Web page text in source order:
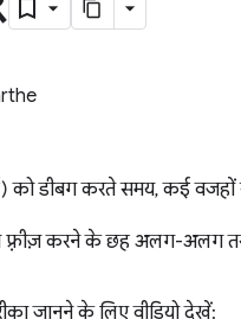
डीबग करते समय, कई
फ़्रीज़ करने के छह अलग-अलग
जानने के लिए वीडियो देखें: